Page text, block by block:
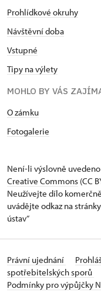
Prohlídkové okruhy
Návštěvní doba
Vstupné
Tipy na výlety
MOHLO BY VÁS
O zámku
Fotogalerie
Není-li výslovně
Creative Commons (CC
Neužívejte dílo
uvádějte odkaz na
ústav“
Právní ujednání
spotřebitelských sporů
Podmínky pro výpůjčky